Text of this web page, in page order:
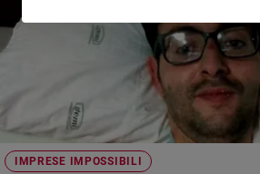
IMPRESE IMPOSSIBILI